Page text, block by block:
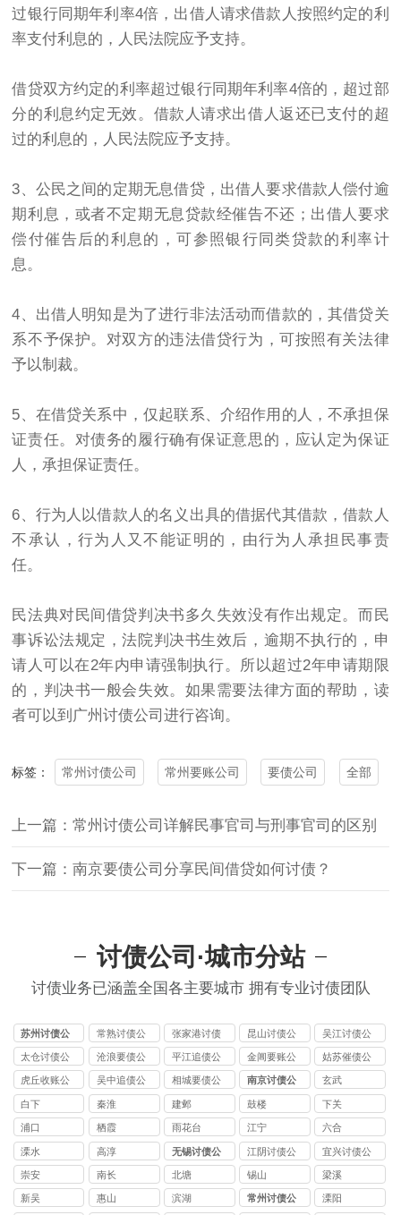
过银行同期年利率4倍，出借人请求借款人按照约定的利
率支付利息的，人民法院应予支持。
借贷双方约定的利率超过银行同期年利率4倍的，超过部
分的利息约定无效。借款人请求出借人返还已支付的超
过的利息的，人民法院应予支持。
3、公民之间的定期无息借贷，出借人要求借款人偿付逾
期利息，或者不定期无息贷款经催告不还；出借人要求
偿付催告后的利息的，可参照银行同类贷款的利率计
息。
4、出借人明知是为了进行非法活动而借款的，其借贷关
系不予保护。对双方的违法借贷行为，可按照有关法律
予以制裁。
5、在借贷关系中，仅起联系、介绍作用的人，不承担保
证责任。对债务的履行确有保证意思的，应认定为保证
人，承担保证责任。
6、行为人以借款人的名义出具的借据代其借款，借款人
不承认，行为人又不能证明的，由行为人承担民事责
任。
民法典对民间借贷判决书多久失效没有作出规定。而民
事诉讼法规定，法院判决书生效后，逾期不执行的，申
请人可以在2年内申请强制执行。所以超过2年申请期限
的，判决书一般会失效。如果需要法律方面的帮助，读
者可以到 广州讨债公司进行咨询。
标签： 常州讨债公司 常州要账公司 要债公司 全部
上一篇：常州讨债公司详解民事官司与刑事官司的区别
下一篇：南京要债公司分享民间借贷如何讨债？
讨债公司·城市分站
讨债业务已涵盖全国各主要城市 拥有专业讨债团队
苏州讨债公
司
常熟讨债公
司
张家港讨债
公司
昆山讨债公
司
吴江讨债公
司
太仓讨债公
司
沧浪要债公
司
平江追债公
司
金阊要账公
司
姑苏催债公
司
虎丘收账公
司
吴中追债公
司
相城要债公
司
南京讨债公
司
玄武
白下 秦淮 建邺 鼓楼 下关
浦口 栖霞 雨花台 江宁 六合
溧水 高淳
无锡讨债公
司
江阴讨债公
司
宜兴讨债公
司
崇安 南长 北塘 锡山 梁溪
新吴 惠山 滨湖
常州讨债公
溧阳